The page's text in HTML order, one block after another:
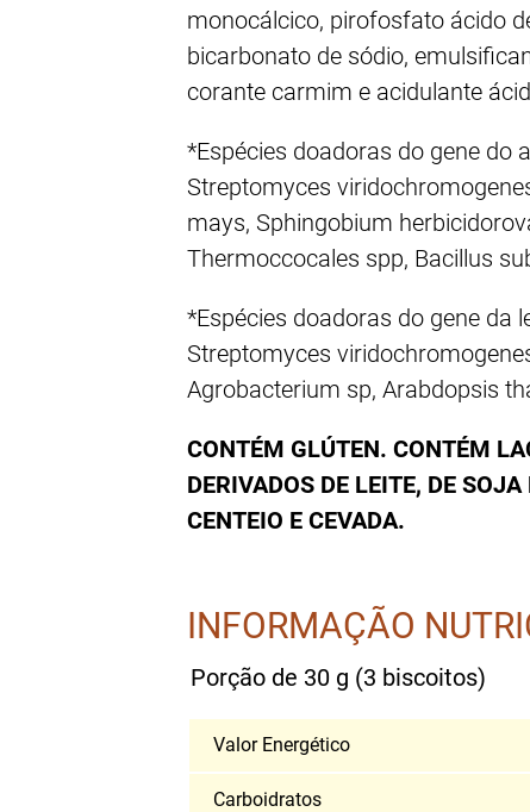
monocálcico, pirofosfato ácido
bicarbonato de sódio,
corante carmim e acidulante
*Espécies doadoras do gene do
Streptomyces
mays, Sphingobium
Thermoccocales spp, Bacillus
*Espécies doadoras do gene da
Streptomyces
Agrobacterium sp, Arabdopsis
CONTÉM GLÚTEN. CONTÉM
DERIVADOS DE LEITE, DE
CENTEIO E CEVADA.
INFORMAÇÃO
Porção de 30 g (3 biscoitos)
Valor Energético
Carboidratos